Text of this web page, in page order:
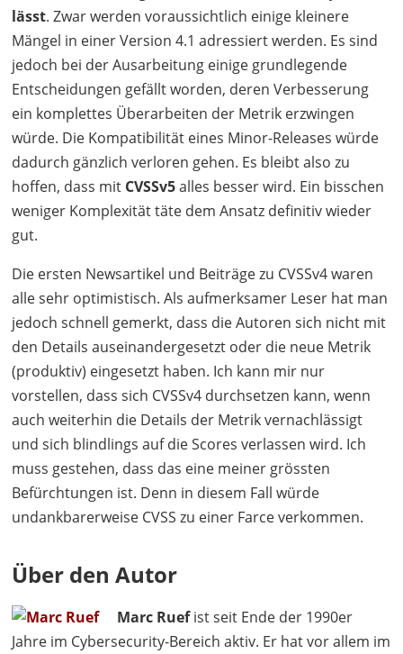
lässt. Zwar werden voraussichtlich einige kleinere
Mängel in einer Version 4.1 adressiert werden. Es sind
jedoch bei der Ausarbeitung einige grundlegende
Entscheidungen gefällt worden, deren Verbesserung
ein komplettes Überarbeiten der Metrik erzwingen
würde. Die Kompatibilität eines Minor-Releases würde
dadurch gänzlich verloren gehen. Es bleibt also zu
hoffen, dass mit CVSSv5alles besser wird. Ein bisschen
weniger Komplexität täte dem Ansatz definitiv wieder
gut.
Die ersten Newsartikel und Beiträge zu CVSSv4 waren
alle sehr optimistisch. Als aufmerksamer Leser hat man
jedoch schnell gemerkt, dass die Autoren sich nicht mit
den Details auseinandergesetzt oder die neue Metrik
(produktiv) eingesetzt haben. Ich kann mir nur
vorstellen, dass sich CVSSv4 durchsetzen kann, wenn
auch weiterhin die Details der Metrik vernachlässigt
und sich blindlings auf die Scores verlassen wird. Ich
muss gestehen, dass das eine meiner grössten
Befürchtungen ist. Denn in diesem Fall würde
undankbarerweise CVSS zu einer Farce verkommen.
Über den Autor
Marc Ruefist seit Ende der 1990er
Jahre im Cybersecurity-Bereich aktiv. Er hat vor allem im